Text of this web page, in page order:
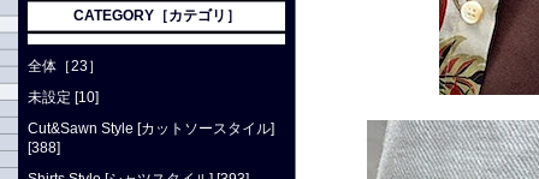
CATEGORY［カテゴリ］
全体［23］
未設定 [10]
Cut&Sawn Style [カットソースタイル]
[388]